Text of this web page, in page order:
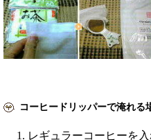
コーヒードリッパーで淹れる
レギュラーコーヒーを